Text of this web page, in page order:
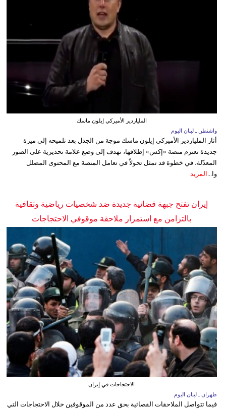
الملياردير الأميركي إيلون ماسك
واشنطن ـ لبنان اليوم
أثار الملياردير الأميركي إيلون ماسك موجة من الجدل بعد تلميحه إلى ميزة
جديدة تعتزم منصة «إكس» إطلاقها، تهدف إلى وضع علامة تحذيرية على الصور
المعدّلة، في خطوة قد تمثل تحولاً في تعامل المنصة مع المحتوى المضلل
وا... المزيد
إيران تفتح جبهة قضائية جديدة ضد شخصيات رياضية وثقافية
بالتزامن مع استمرار ملاحقة موقوفي الاحتجاجات
الاحتجاجات في إيران
طهران ـ لبنان اليوم
فيما تتواصل الملاحقات القضائية بحق عدد من الموقوفين خلال الاحتجاجات التي